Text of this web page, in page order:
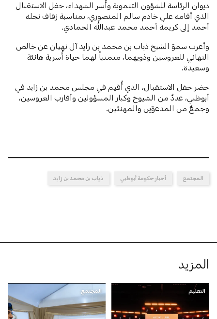
ديوان الرئاسة للشؤون التنموية وأُسر الشهداء، حفل الاستقبال
الذي أقامه علي خادم سالم المنصوري، بمناسبة زفاف نجله
أحمد إلى كريمة أحمد محمد عبدالله الحمادي.
وأعرب سموّ الشيخ ذياب بن محمد بن زايد آل نهيان عن خالص
التهاني للعروسين وذويهما، متمنياً لهما حياة أُسرية هانئة
وسعيدة.
حضر حفل الاستقبال، الذي أُقيم في مجلس محمد بن زايد في
أبوظبي، عددٌ من الشيوخ وكبار المسؤولين وأقارب العروسين،
وجمعٌ من المدعوّين والمهنئين.
المجتمع أخبار حكومة أبوظبي ذياب بن محمد بن زايد
المزيد
التعليم المجتمع